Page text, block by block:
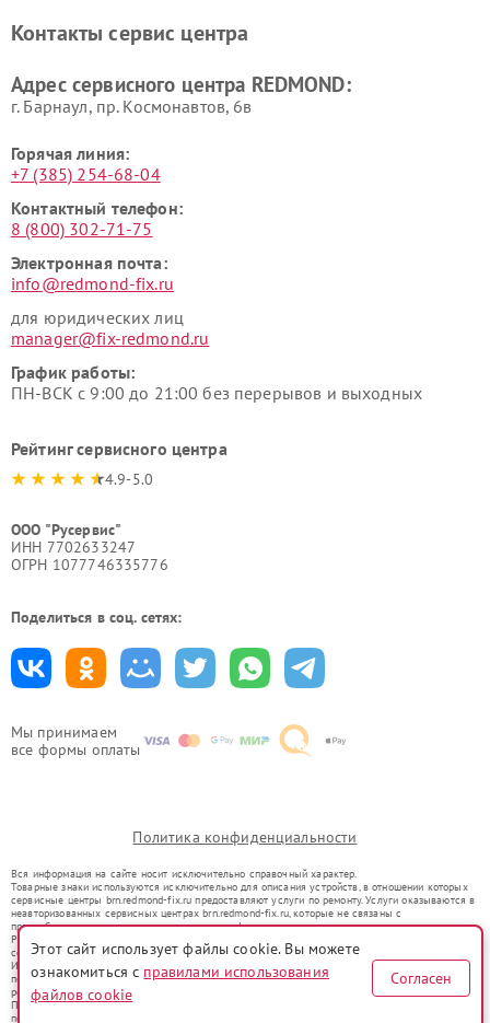
Мы принимаем
все формы оплаты
Контакты сервис центра
Адрес сервисного центра REDMOND:
г. Барнаул, ​пр. Космонавтов, 6в
Горячая линия:
+7 (385) 254-68-04
Контактный телефон:
8 (800) 302-71-75
Электронная почта:
info@redmond-fix.ru
для юридических лиц
manager@fix-redmond.ru
График работы:
ПН-ВСК с 9:00 до 21:00 без перерывов и выходных
Рейтинг сервисного центра
4.9-5.0
ООО "Русервис"
ИНН 7702633247
ОГРН 1077746335776
Поделиться в соц. сетях:
Политика конфиденциальности
Вся информация на сайте носит исключительно справочный характер.
Товарные знаки используются исключительно для описания устройств, в отношении которых
сервисные центры brn.redmond-fix.ru предоставляют услуги по ремонту. Услуги оказываются в
неавторизованных сервисных центрах brn.redmond-fix.ru, которые не связаны с
правообладателями товарных знаков или их официальными представителями.
Ремонт осуществляется для устройств, уже введенных в гражданский оборот в соответствии
со статьей 1487 ГК РФ.
Использование товарных знаков не преследует цели индивидуализации услуг или введения
потребителей в заблуждение, а служит для информирования о предоставляемых услугах по
ремонту техники указанных брендов.
Представленная на сайте информация не является публичной офертой, определяемой
положениями Статьи 437(2) Гражданского кодекса РФ
Этот сайт использует файлы cookie. Вы можете
ознакомиться с правилами использования
файлов cookie
Согласен